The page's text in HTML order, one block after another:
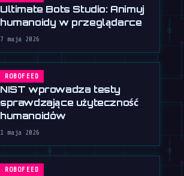
Ultimate Bots Studio: Animuj
humanoidy w przeglądarce
7 maja 2026
ROBOFEED
NIST wprowadza testy
sprawdzające użyteczność
humanoidów
1 maja 2026
ROBOFEED